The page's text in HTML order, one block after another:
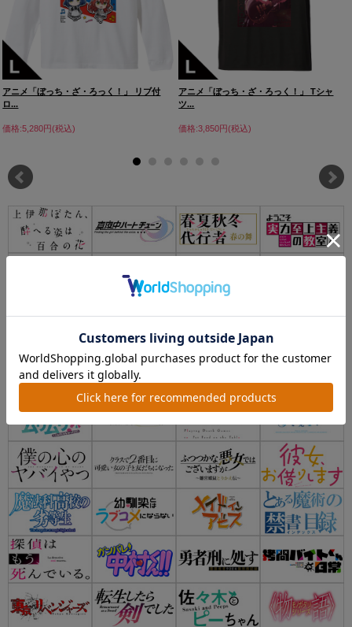
アニメ「ぼっち・ざ・ろっく！」 リブ付
ロ...
価格:5,280円(税込)
アニメ「ぼっち・ざ・ろっく！」 Tシャ
ツ...
価格:3,850円(税込)